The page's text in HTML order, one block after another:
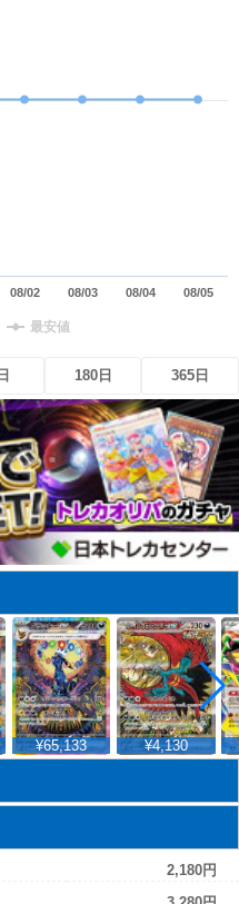
最安値
08/02 08/03 08/04 08/05
180日 365日
¥65,133 ¥4,130
2,180円